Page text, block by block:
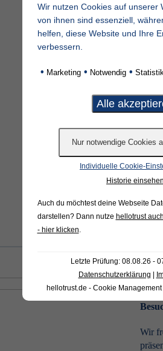
Sie können nicht
online anfragen?
Auf Basis Ihrer Anfrage beraten
Seite. Auch die nötigen
übernehmen wir gerne.
Anfrage starten
Wir
Wir nutzen Cookies auf unserer
von ihnen sind essenziell,
helfen, diese Website und Ihre
verbessern.
• Marketing • Notwendig •
Individuelle Cookie-
Historie einsehen
Auch du möchtest deine Webseite
darstellen? Dann nutze hellotrust
- hier klicken.
Letzte Prüfung: 08.08.26 -
Datenschutzerklärung
hellotrust.de - Cookie